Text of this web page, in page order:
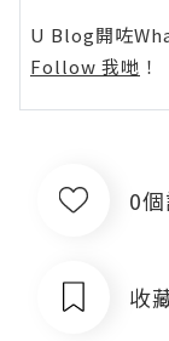
U Blog開咗
Follow 我哋 ！
0
收